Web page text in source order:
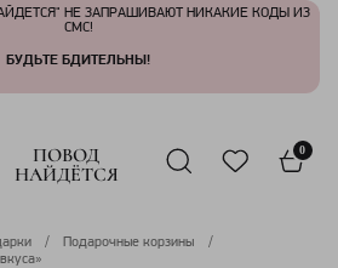
НЕ ЗАПРАШИВАЮТ НИКАКИЕ КОДЫ ИЗ
СМС!
БУДЬТЕ БДИТЕЛЬНЫ!
ПОВОД
НАЙДЁТСЯ
0
Подарочные корзины